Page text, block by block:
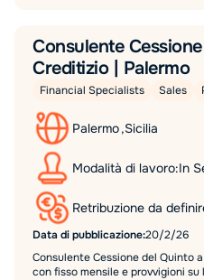
Consulente
Creditizio | Palermo
Financial Specialists Sales
Palermo,Sicilia
Modalità di lavoro:In
Retribuzione da
Data di pubblicazione:20/2/26
Consulente Cessione del Quinto
con fisso mensile e provvigioni su